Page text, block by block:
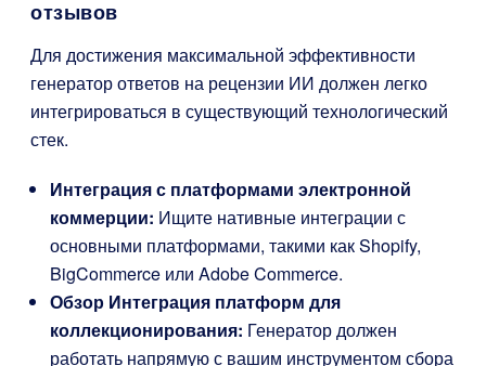
отзывов
Для достижения максимальной эффективности
генератор ответов на рецензии ИИ должен легко
интегрироваться в существующий технологический
стек.
Интеграция с платформами электронной
коммерции: Ищите нативные интеграции с
основными платформами, такими как Shopify,
BigCommerce или Adobe Commerce.
Обзор Интеграция платформ для
коллекционирования: Генератор должен
работать напрямую с вашим инструментом сбора